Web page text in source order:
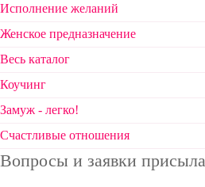
Исполнение желаний
Женское предназначение
Весь каталог
Коучинг
Замуж - легко!
Счастливые отношения
Вопросы и заявки